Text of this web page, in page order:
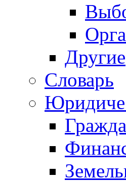
Другие
Словарь